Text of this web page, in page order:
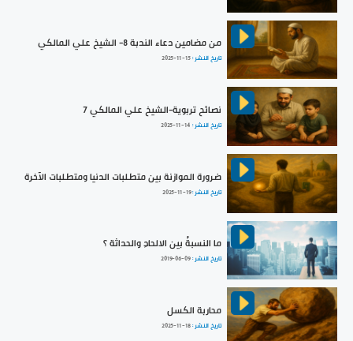
من مضامين دعاء الندبة 8- الشيخ علي المالكي
تاريخ النشر :2025-11-15
نصائح تربوية-الشيخ علي المالكي 7
تاريخ النشر : 2025-11-14
ضرورة الموازنة بين متطلبات الدنيا ومتطلبات الآخرة
تاريخ النشر :2025-11-19
ما النسبةُ بين الالحادِ والحداثة ؟
تاريخ النشر :2019-06-09
محاربة الكسل
تاريخ النشر :2025-11-18